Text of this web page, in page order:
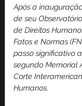
Após a
de seu
de Direitos
Fatos e Normas
passo significativo
segundo Memorial
Corte
Humanos.